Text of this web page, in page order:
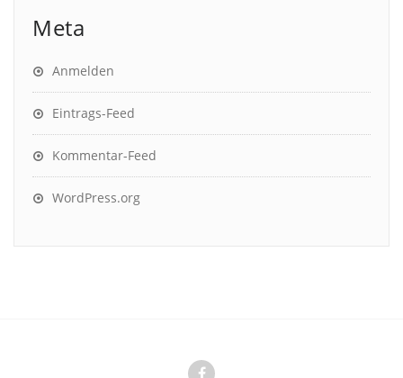
Meta
Anmelden
Eintrags-Feed
Kommentar-Feed
WordPress.org